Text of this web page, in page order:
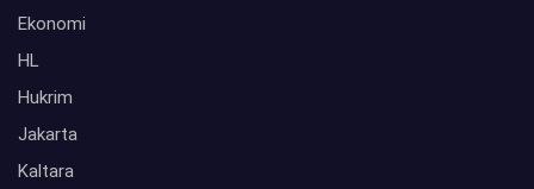
Ekonomi
HL
Hukrim
Jakarta
Kaltara